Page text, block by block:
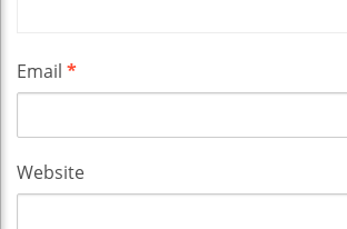
Email *
Website